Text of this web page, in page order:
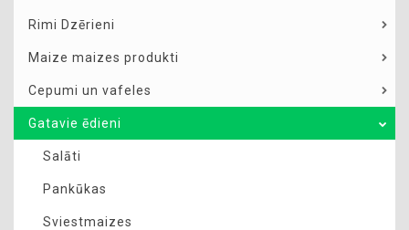
Rimi Dzērieni
Maize maizes produkti
Cepumi un vafeles
Gatavie ēdieni
Salāti
Pankūkas
Sviestmaizes